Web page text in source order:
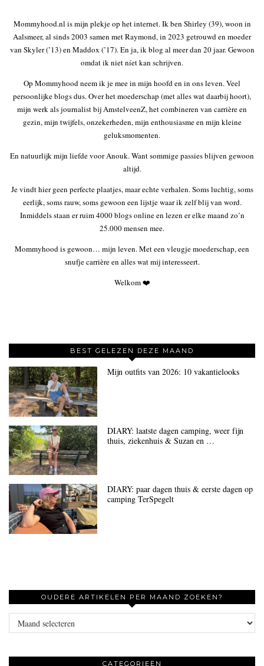
Mommyhood.nl is mijn plekje op het internet. Ik ben Shirley (39), woon in
Aalsmeer, al sinds 2003 samen met Raymond, in 2023 getrouwd en moeder
van Skyler (’13) en Maddox (’17). En ja, ik blog al meer dan 20 jaar. Gewoon
omdat ik niet níet kan schrijven.
Op Mommyhood neem ik je mee in mijn hoofd en in ons leven. Veel
persoonlijke blogs dus. Over het moederschap (met alles wat daarbij hoort),
mijn werk als journalist bij AmstelveenZ, het combineren van carrière en
gezin, mijn twijfels, onzekerheden, mijn enthousiasme en mijn kleine
geluksmomenten.
En natuurlijk mijn liefde voor Anouk. Want sommige passies blijven gewoon
altijd.
Je vindt hier geen perfecte plaatjes, maar echte verhalen. Soms luchtig, soms
eerlijk, soms rauw, soms gewoon een lijstje waar ik zelf blij van word.
Inmiddels staan er ruim 4000 blogs online en lezen er elke maand zo’n
25.000 mensen mee.
Mommyhood is gewoon… mijn leven. Met een vleugje moederschap, een
snufje carrière en alles wat mij interesseert.
Welkom ❤️
BEST GELEZEN DEZE MAAND
Mijn outfits van 2026: 10 vakantielooks
DIARY: laatste dagen camping, weer fijn
thuis, ziekenhuis & Suzan en …
DIARY: paar dagen thuis & eerste dagen op
camping TerSpegelt
OUDERE ARTIKELEN PER MAAND ZOEKEN?
Oudere
artikelen
maand
CATEGORIEËN